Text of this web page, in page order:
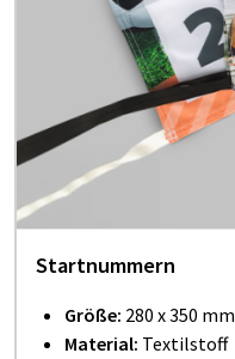
Startnummern
Größe: 280 x 350 mm
Material: Textilstoff